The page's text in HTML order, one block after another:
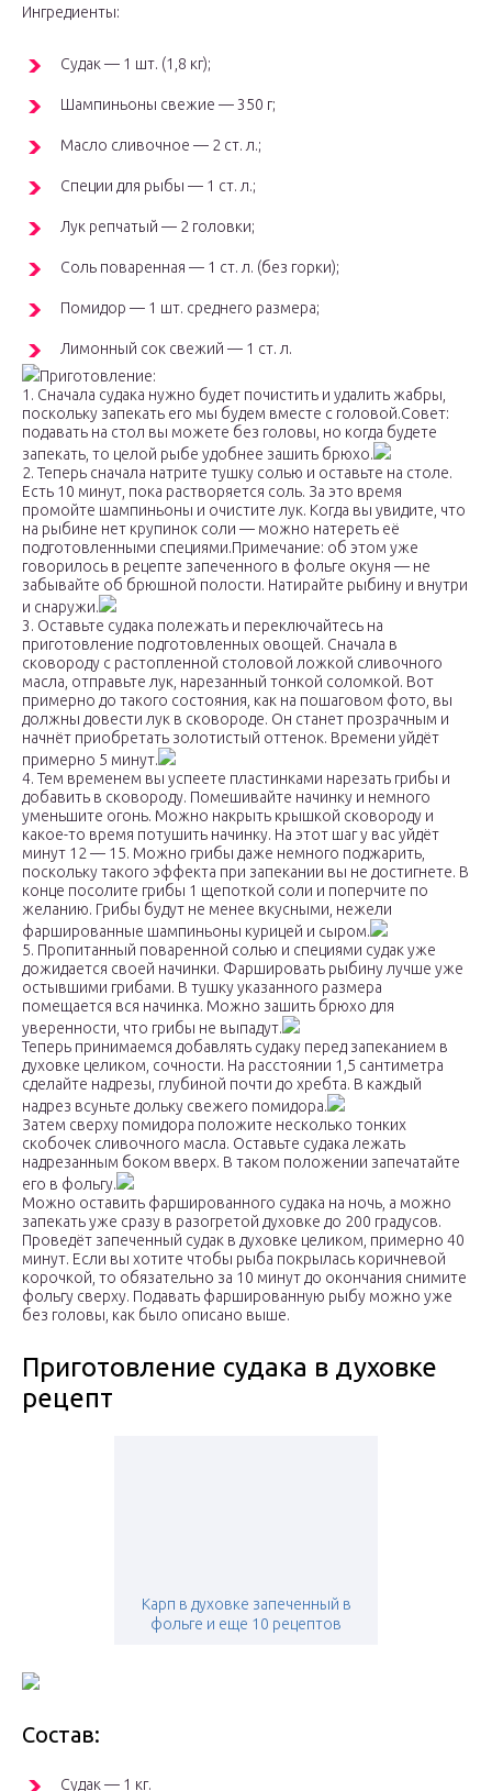
Ингредиенты:
Судак — 1 шт. (1,8 кг);
Шампиньоны свежие — 350 г;
Масло сливочное — 2 ст. л.;
Специи для рыбы — 1 ст. л.;
Лук репчатый — 2 головки;
Соль поваренная — 1 ст. л. (без горки);
Помидор — 1 шт. среднего размера;
Лимонный сок свежий — 1 ст. л.
Приготовление:
1. Сначала судака нужно будет почистить и удалить жабры,
поскольку запекать его мы будем вместе с головой.Совет:
подавать на стол вы можете без головы, но когда будете
запекать, то целой рыбе удобнее зашить брюхо.
2. Теперь сначала натрите тушку солью и оставьте на столе.
Есть 10 минут, пока растворяется соль. За это время
промойте шампиньоны и очистите лук. Когда вы увидите, что
на рыбине нет крупинок соли — можно натереть её
подготовленными специями.Примечание: об этом уже
говорилось в рецепте запеченного в фольге окуня — не
забывайте об брюшной полости. Натирайте рыбину и внутри
и снаружи.
3. Оставьте судака полежать и переключайтесь на
приготовление подготовленных овощей. Сначала в
сковороду с растопленной столовой ложкой сливочного
масла, отправьте лук, нарезанный тонкой соломкой. Вот
примерно до такого состояния, как на пошаговом фото, вы
должны довести лук в сковороде. Он станет прозрачным и
начнёт приобретать золотистый оттенок. Времени уйдёт
примерно 5 минут.
4. Тем временем вы успеете пластинками нарезать грибы и
добавить в сковороду. Помешивайте начинку и немного
уменьшите огонь. Можно накрыть крышкой сковороду и
какое-то время потушить начинку. На этот шаг у вас уйдёт
минут 12 — 15. Можно грибы даже немного поджарить,
поскольку такого эффекта при запекании вы не достигнете. В
конце посолите грибы 1 щепоткой соли и поперчите по
желанию. Грибы будут не менее вкусными, нежели
фаршированные шампиньоны курицей и сыром.
5. Пропитанный поваренной солью и специями судак уже
дожидается своей начинки. Фаршировать рыбину лучше уже
остывшими грибами. В тушку указанного размера
помещается вся начинка. Можно зашить брюхо для
уверенности, что грибы не выпадут.
Теперь принимаемся добавлять судаку перед запеканием в
духовке целиком, сочности. На расстоянии 1,5 сантиметра
сделайте надрезы, глубиной почти до хребта. В каждый
надрез всуньте дольку свежего помидора.
Затем сверху помидора положите несколько тонких
скобочек сливочного масла. Оставьте судака лежать
надрезанным боком вверх. В таком положении запечатайте
его в фольгу.
Можно оставить фаршированного судака на ночь, а можно
запекать уже сразу в разогретой духовке до 200 градусов.
Проведёт запеченный судак в духовке целиком, примерно 40
минут. Если вы хотите чтобы рыба покрылась коричневой
корочкой, то обязательно за 10 минут до окончания снимите
фольгу сверху. Подавать фаршированную рыбу можно уже
без головы, как было описано выше.
Приготовление судака в духовке
рецепт
Карп в духовке запеченный в
фольге и еще 10 рецептов
Состав:
Судак — 1 кг.